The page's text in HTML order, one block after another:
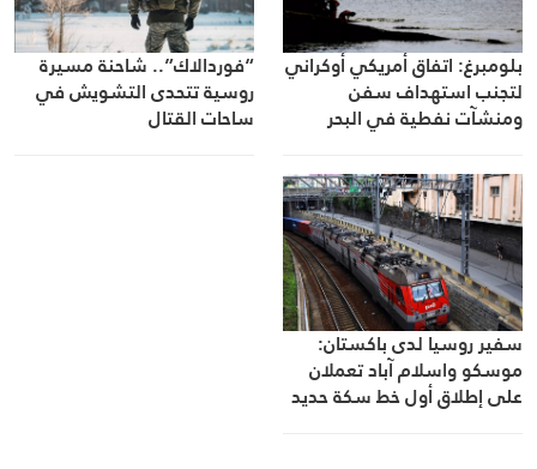
بلومبرغ: اتفاق أمريكي أوكراني
لتجنب استهداف سفن
ومنشآت نفطية في البحر
“فوردالاك”.. شاحنة مسيرة
روسية تتحدى التشويش في
ساحات القتال
سفير روسيا لدى باكستان:
موسكو واسلام آباد تعملان
على إطلاق أول خط سكة حديد